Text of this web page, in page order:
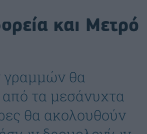
και Μετρό
γραμμών θα
τα μεσάνυχτα
θα ακολουθούν